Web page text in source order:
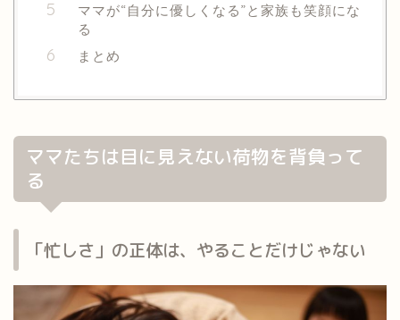
ママが“自分に優しくなる”と家族も笑顔にな
る
まとめ
ママたちは目に見えない荷物を背負って
る
「忙しさ」の正体は、やることだけじゃない